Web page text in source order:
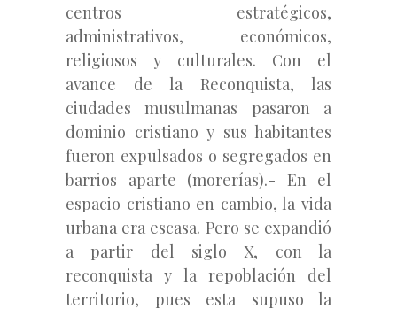
centros estratégicos,
administrativos, económicos,
religiosos y culturales. Con el
avance de la Reconquista, las
ciudades musulmanas pasaron a
dominio cristiano y sus habitantes
fueron expulsados o segregados en
barrios aparte (morerías).- En el
espacio cristiano en cambio, la vida
urbana era escasa. Pero se expandió
a partir del siglo X, con la
reconquista y la repoblación del
territorio, pues esta supuso la